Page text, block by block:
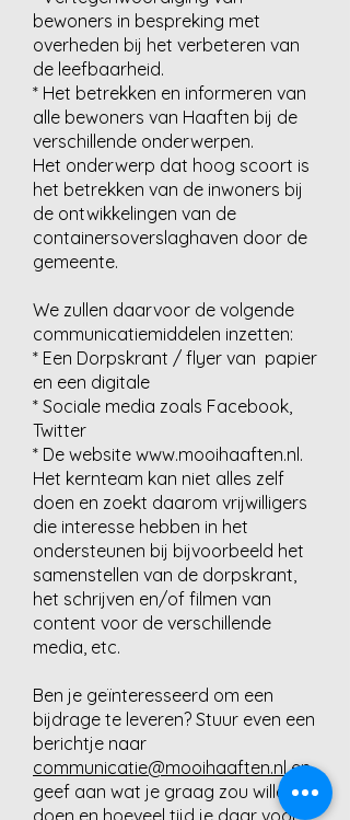
bewoners in bespreking met
overheden bij het verbeteren van
de leefbaarheid.
* Het betrekken en informeren van
alle bewoners van Haaften bij de
verschillende onderwerpen.
Het onderwerp dat hoog scoort is
het betrekken van de inwoners bij
de ontwikkelingen van de
containersoverslaghaven door de
gemeente.
We zullen daarvoor de volgende
communicatiemiddelen inzetten:
* Een Dorpskrant / flyer van papier
en een digitale
* Sociale media zoals Facebook,
Twitter
* De website www.mooihaaften.nl.
Het kernteam kan niet alles zelf
doen en zoekt daarom vrijwilligers
die interesse hebben in het
ondersteunen bij bijvoorbeeld het
samenstellen van de dorpskrant,
het schrijven en/of filmen van
content voor de verschillende
media, etc.
Ben je geïnteresseerd om een
bijdrage te leveren? Stuur even een
berichtje naar
communicatie@mooihaaften.nlen
geef aan wat je graag zou willen
doen en hoeveel tijd je daar voor